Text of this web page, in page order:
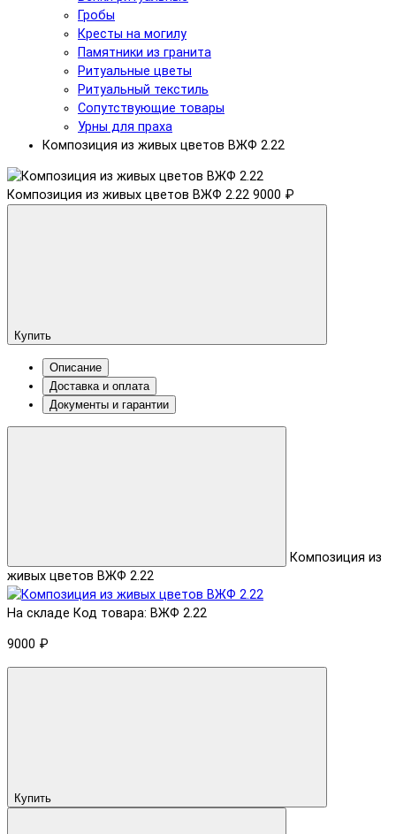
Гробы
Кресты на могилу
Памятники из гранита
Ритуальные цветы
Ритуальный текстиль
Сопутствующие товары
Урны для праха
Композиция из живых цветов ВЖФ 2.22
Композиция из живых цветов ВЖФ 2.22 9000 ₽
Купить
Описание
Доставка и оплата
Документы и гарантии
Композиция из
живых цветов ВЖФ 2.22
На складе Код товара: ВЖФ 2.22
9000 ₽
Купить